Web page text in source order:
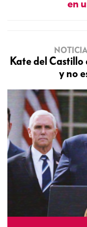
en
Kate del Castillo
y no